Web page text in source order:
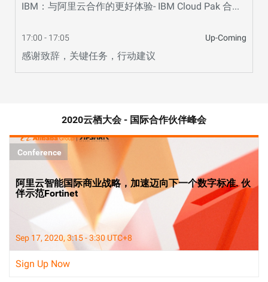
IBM：与阿里云合作的更好体验- IBM Cloud Pak 合作介绍
17:00 - 17:05 Up-Coming
感谢致辞，关键任务，行动建议
2020云栖大会 - 国际合作伙伴峰会
Conference
阿里云智能国际商业战略，加速迈向下一个数字标准. 伙
伴示范Fortinet
Sep 17, 2020, 3:15 - 3:30 UTC+8
Sign Up Now